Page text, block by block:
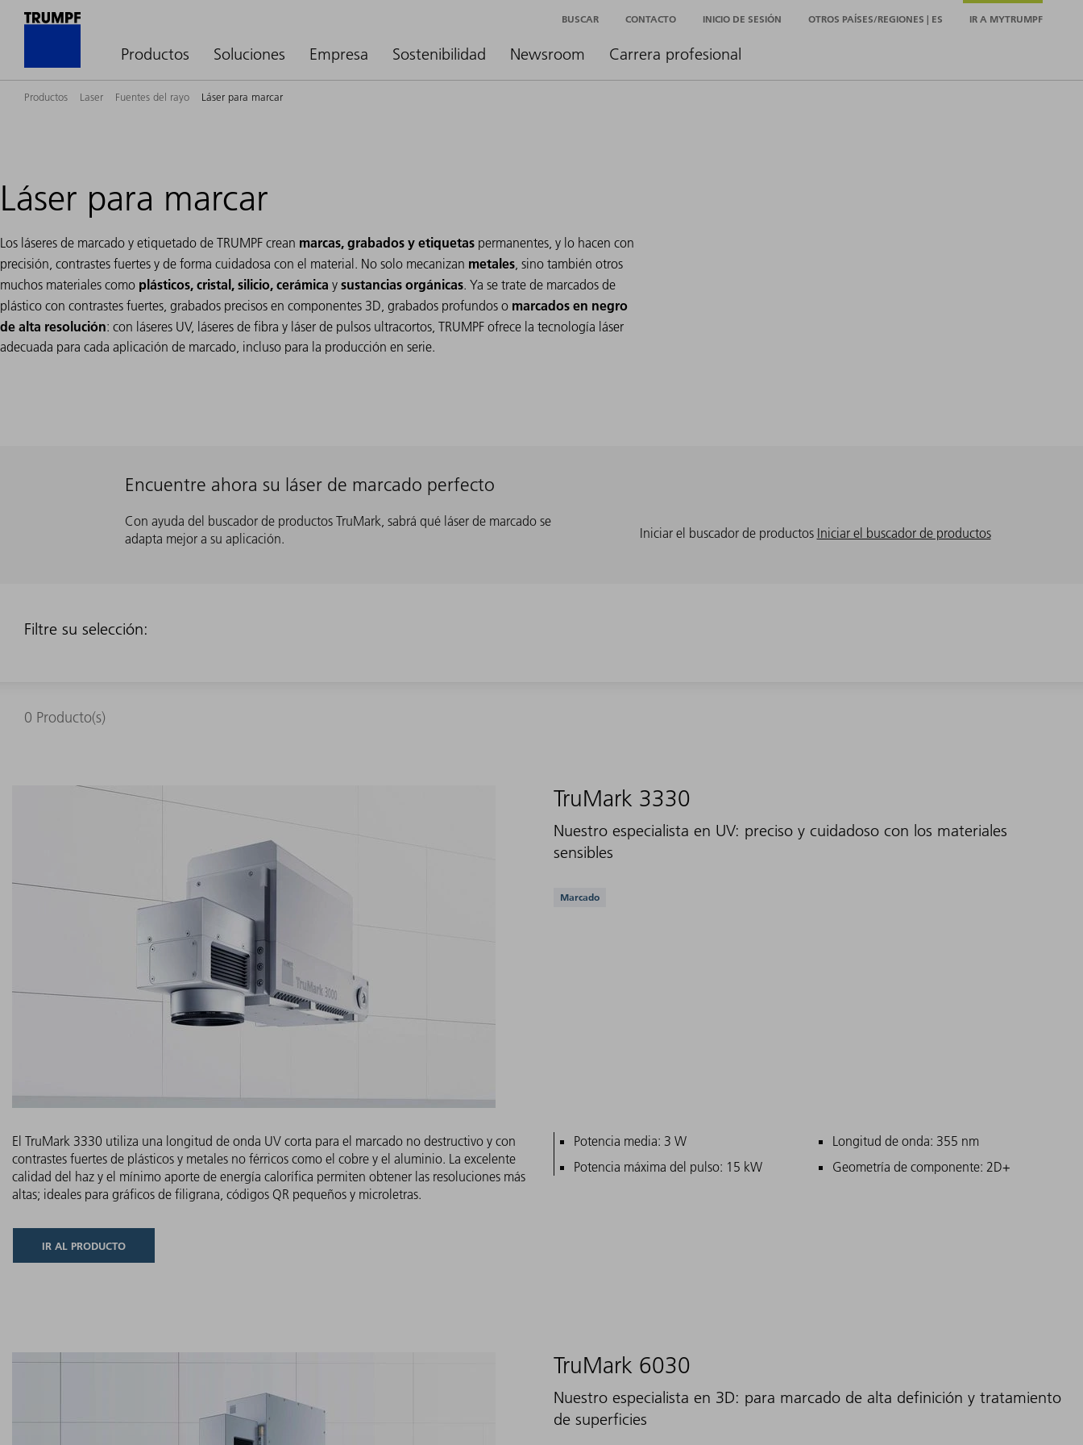
Productos Soluciones Empresa Sostenibilidad Newsroom Carrera profesional
BUSCAR CONTACTO INICIO DE SESIÓN OTROS PAÍSES/REGIONES | ES IR A MYTRUMPF
Productos Laser Fuentes del rayo Láser para marcar
Láser para marcar
Los láseres de marcado y etiquetado de TRUMPF crean marcas, grabados y etiquetas permanentes, y lo hacen con
precisión, contrastes fuertes y de forma cuidadosa con el material. No solo mecanizan metales, sino también otros
muchos materiales como plásticos, cristal, silicio, cerámica y sustancias orgánicas. Ya se trate de marcados de
plástico con contrastes fuertes, grabados precisos en componentes 3D, grabados profundos o marcados en negro
de alta resolución: con láseres UV, láseres de fibra y láser de pulsos ultracortos, TRUMPF ofrece la tecnología láser
adecuada para cada aplicación de marcado, incluso para la producción en serie.
Encuentre ahora su láser de marcado perfecto
Con ayuda del buscador de productos TruMark, sabrá qué láser de marcado se
adapta mejor a su aplicación.
Iniciar el buscador de productos Iniciar el buscador de productos
Filtre su selección:
0 Producto(s)
TruMark 3330
Nuestro especialista en UV: preciso y cuidadoso con los materiales
sensibles
Aplicaciones compatibles
Marcado
El TruMark 3330 utiliza una longitud de onda UV corta para el marcado no destructivo y con
contrastes fuertes de plásticos y metales no férricos como el cobre y el aluminio. La excelente
calidad del haz y el mínimo aporte de energía calorífica permiten obtener las resoluciones más
altas; ideales para gráficos de filigrana, códigos QR pequeños y microletras.
Características principales
Potencia media: 3 W
Longitud de onda: 355 nm
Potencia máxima del pulso: 15 kW
Geometría de componente: 2D+
IR AL PRODUCTO
TruMark 6030
Nuestro especialista en 3D: para marcado de alta definición y tratamiento
de superficies